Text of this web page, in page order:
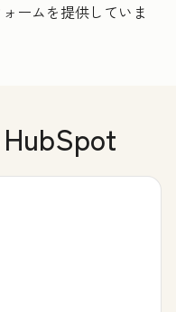
ームを提供していま